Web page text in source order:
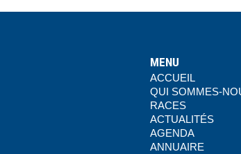
MENU
ACCUEIL
QUI SOMMES-
RACES
ACTUALITÉS
AGENDA
ANNUAIRE